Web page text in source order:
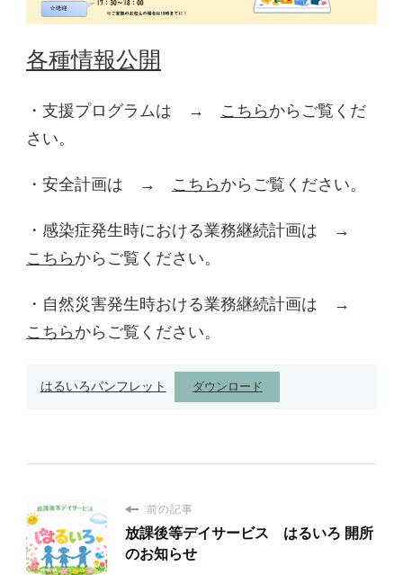
各種情報公開
・支援プログラムは → こちら からご覧くだ
さい。
・安全計画は → こちら からご覧ください。
・感染症発生時における業務継続計画は →
こちら からご覧ください。
・自然災害発生時おける業務継続計画は →
こちら からご覧ください。
はるいろパンフレット ダウンロード
前の記事
放課後等デイサービス はるいろ 開所
のお知らせ